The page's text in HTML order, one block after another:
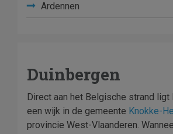
Ardennen
Duinbergen
Direct aan het Belgische strand ligt
een wijk in de gemeente Knokke-
provincie West-Vlaanderen.